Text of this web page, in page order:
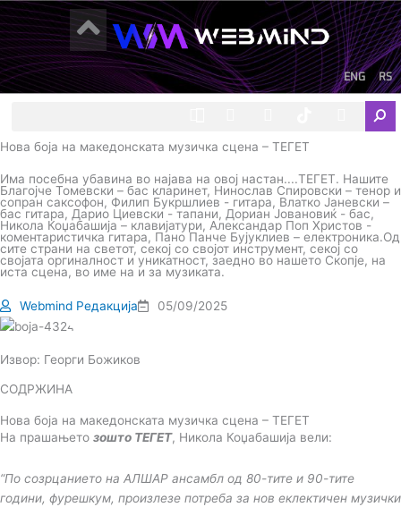
Skip
to
content
RS
ENG
c
e
b
o
o
k
s
t
a
g
r
a
m
u
u
b
e
o
-
t
i
k
-
t
i
k
e
d
i
n
Нова боја на македонската музичка сцена – ТЕГЕТ
Има посебна убавина во најава на овој настан....ТЕГЕТ. Нашите
Благојче Томевски – бас кларинет, Нинослав Спировски – тенор и
сопран саксофон, Филип Букршлиев - гитара, Влатко Јаневски –
бас гитара, Дарио Циевски - тапани, Дориан Јовановиќ - бас,
Никола Коџабашија – клавијатури, Александар Поп Христов -
коментаристичка гитара, Пано Панче Бујуклиев – електроника.Од
сите страни на светот, секој со својот инструмент, секој со
својата оргиналност и уникатност, заедно во нашето Скопје, на
иста сцена, во име на и за музиката.
Webmind Редакција 05/09/2025
Извор: Георги Божиков
СОДРЖИНА
Нова боја на македонската музичка сцена – ТЕГЕТ
На прашањето зошто ТЕГЕТ, Никола Коџабашија вели:
“По созрцанието на АЛШАР ансамбл од 80-тите и 90-тите
години, фурешкум, произлезе потреба за нов еклектичен музички